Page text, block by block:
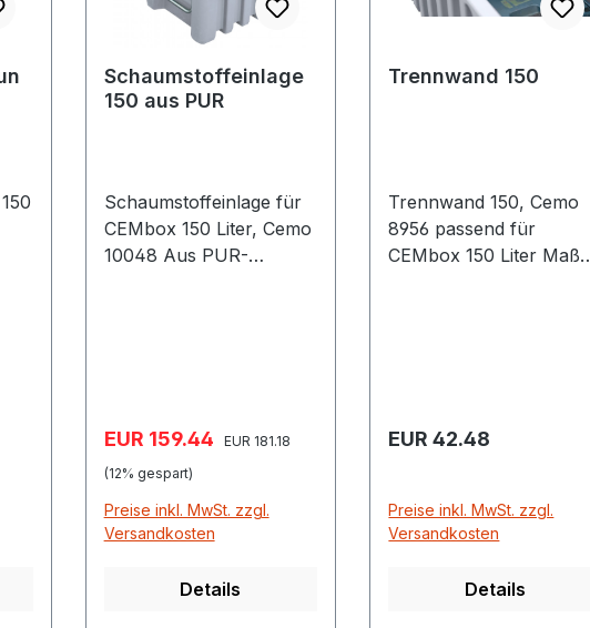
Schaumstoffeinlage
150 aus PUR
Schaumstoffeinlage für
CEMbox 150 Liter, Cemo
10048 Aus PUR-
Verkaufspreis:
EUR 159.44 Regulärer Preis:
EUR 181.18
(12% gespart)
Preise inkl. MwSt. zzgl.
Versandkosten
Details
Trennwand 150
Trennwand 150, Cemo
8956 passend für
CEMbox 150 Liter Maße
Regulärer Preis:
EUR 42.48
Preise inkl. MwSt. zzgl.
Versandkosten
Details